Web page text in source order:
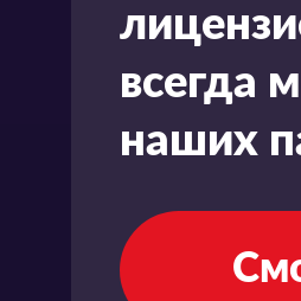
всегда
наших